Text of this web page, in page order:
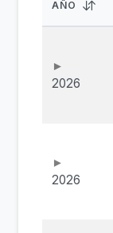
AÑO
2026
2026